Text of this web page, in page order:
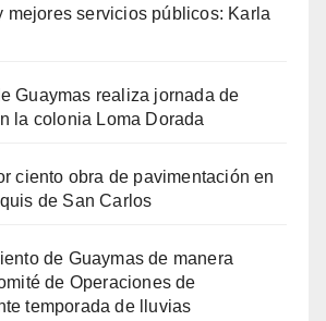
mejores servicios públicos: Karla
Guaymas realiza jornada de
la colonia Loma Dorada
ciento obra de pavimentación en
de San Carlos
de Guaymas de manera
de Operaciones de
temporada de lluvias